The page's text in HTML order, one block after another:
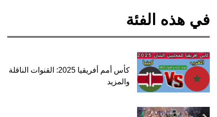
في هذه الفئة
كأس أمم أفريقيا 2025: القنوات الناقلة
والمزيد